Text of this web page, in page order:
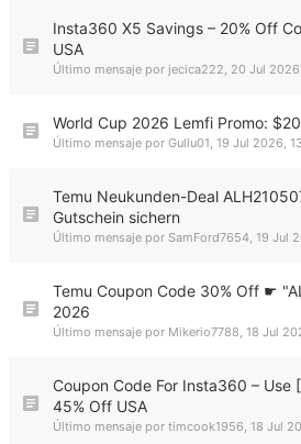
Insta360 X5 Savings – 20% Off
USA
Último mensaje por jecica222, 20 Jul
World Cup 2026 Lemfi Promo:
Último mensaje por Gullu01, 19 Jul 2026,
Temu Neukunden-Deal
Gutschein sichern
Último mensaje por SamFord7654, 19 Jul
Temu Coupon Code 30% Off ☛
2026
Último mensaje por Mikerio7788, 18 Jul
Coupon Code For Insta360 – Use
45% Off USA
Último mensaje por timcook1956, 18 Jul